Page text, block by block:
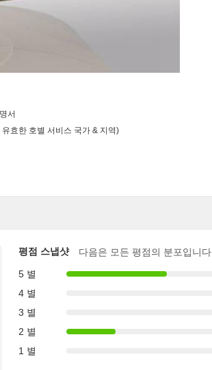
서
효한 호별 서비스 국가 & 지역)
평점 스냅샷
다음은 모든 평점의 분포입니다.
5 별
4 별
3 별
2 별
1 별